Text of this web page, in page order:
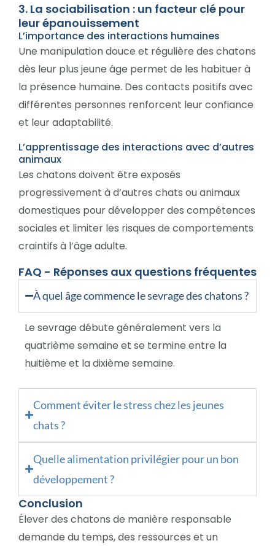
3. La sociabilisation : un facteur clé pour
leur épanouissement
L’importance des interactions humaines
Une manipulation douce et régulière des chatons
dès leur plus jeune âge permet de les habituer à
la présence humaine. Des contacts positifs avec
différentes personnes renforcent leur confiance
et leur adaptabilité.
L’apprentissage des interactions avec d’autres
animaux
Les chatons doivent être exposés
progressivement à d’autres chats ou animaux
domestiques pour développer des compétences
sociales et limiter les risques de comportements
craintifs à l’âge adulte.
FAQ - Réponses aux questions fréquentes
À quel âge commence le sevrage des chatons ?
Le sevrage débute généralement vers la
quatrième semaine et se termine entre la
huitième et la dixième semaine.
Comment éviter le stress chez les jeunes
chats ?
Quelle alimentation privilégier pour un bon
développement ?
Conclusion
Élever des chatons de manière responsable
demande du temps, des ressources et un